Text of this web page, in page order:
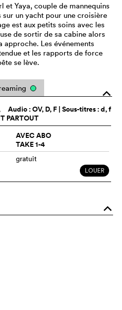
et Yaya, couple de mannequins
un yacht pour une croisière
est aux petits soins avec les
de sortir de sa cabine alors
approche. Les événements
et les rapports de force
se lève.
o
Audio :OV, D, F | Sous-titres : d, f
PARTOUT
AVEC ABO
TAKE 1-4
gratuit
LOUER
o